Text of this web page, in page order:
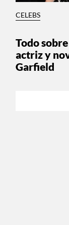
CELEBS
Todo
actriz y
Garfield